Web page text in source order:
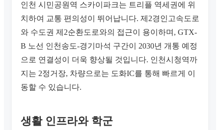
인천 시민공원역 스카이파크는 트리플 역세권에 위
치하여 교통 편의성이 뛰어납니다. 제2경인고속도로
와 수도권 제2순환도로와의 접근이 용이하며, GTX-
B 노선 인천송도-경기마석 구간이 2030년 개통 예정
으로 연결성이 더욱 향상될 것입니다. 인천시청역까
지는 2정거장, 차량으로는 도화IC를 통해 빠르게 이
동할 수 있습니다.
생활 인프라와 학군